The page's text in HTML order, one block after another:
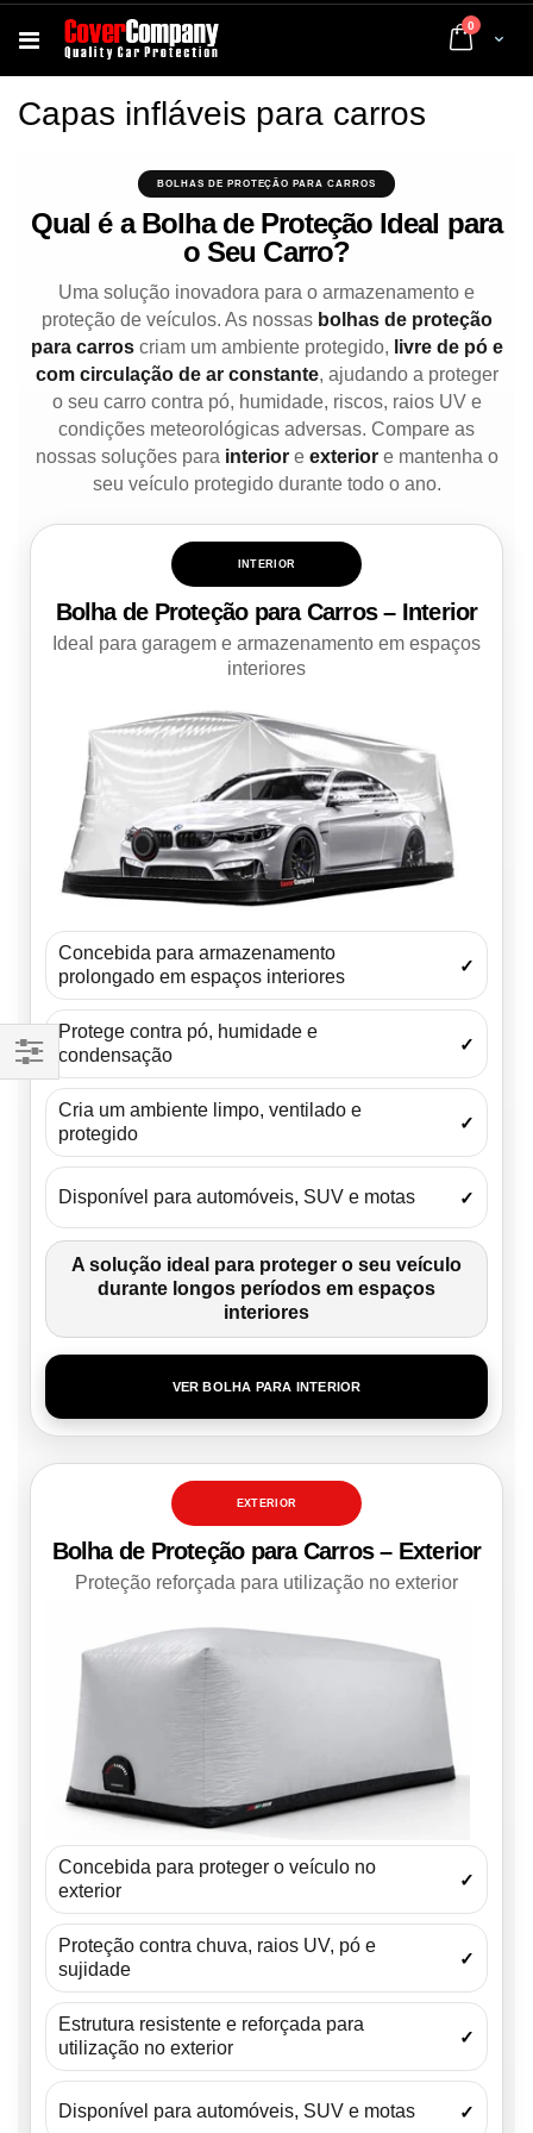
Cart
0 artigos
Capas infláveis para carros
BOLHAS DE PROTEÇÃO PARA CARROS
Qual é a Bolha de Proteção Ideal para
o Seu Carro?
Uma solução inovadora para o armazenamento e
proteção de veículos. As nossas bolhas de proteção
para carroscriam um ambiente protegido, livre de pó e
com circulação de ar constante, ajudando a proteger
o seu carro contra pó, humidade, riscos, raios UV e
condições meteorológicas adversas. Compare as
nossas soluções para interiore exteriore mantenha o
seu veículo protegido durante todo o ano.
INTERIOR
Bolha de Proteção para Carros – Interior
Ideal para garagem e armazenamento em espaços
interiores
Concebida para armazenamento
prolongado em espaços interiores
✓
Protege contra pó, humidade e
condensação
✓
Cria um ambiente limpo, ventilado e
protegido
✓
Disponível para automóveis, SUV e motas ✓
A solução ideal para proteger o seu veículo
durante longos períodos em espaços
interiores
VER BOLHA PARA INTERIOR
EXTERIOR
Bolha de Proteção para Carros – Exterior
Proteção reforçada para utilização no exterior
Concebida para proteger o veículo no
exterior
✓
Proteção contra chuva, raios UV, pó e
sujidade
✓
Estrutura resistente e reforçada para
utilização no exterior
✓
Disponível para automóveis, SUV e motas ✓
Filtrar